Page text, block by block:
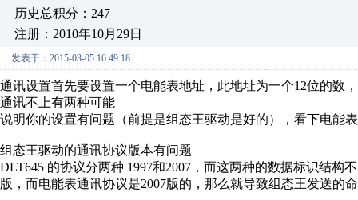
历史总积分：247
注册：2010年10月29日
发表于：2015-03-05 16:49:18
通讯设置首先要设置一个电能表地址，此地址为一个12位的数
通讯不上有两种可能
说明你的设置有问题（前提是组态王驱动是好的），看下电能
组态王驱动的通讯协议版本有问题
DLT645 的协议分两种 1997和2007，而这两种的数据标识结构
版，而电能表通讯协议是2007版的，那么就导致组态王发送的